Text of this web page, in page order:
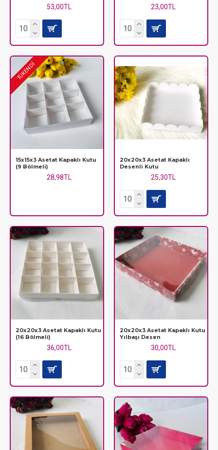
53,00TL 23,00TL
TÜKENDİ
15x15x3 Asetat Kapaklı Kutu
(9 Bölmeli)
28,98TL
20x20x3 Asetat Kapaklı
Desenli Kutu
25,30TL
20x20x3 Asetat Kapaklı Kutu
(16 Bölmeli)
36,00TL
20x20x3 Asetat Kapaklı Kutu
Yılbaşı Desen
30,00TL